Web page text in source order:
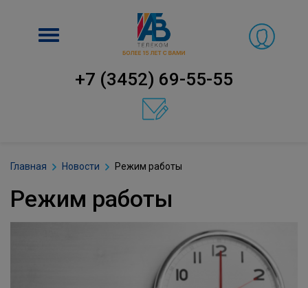
Включить
+7 (3452) 69-55-55
Главная Новости Режим работы
Режим работы